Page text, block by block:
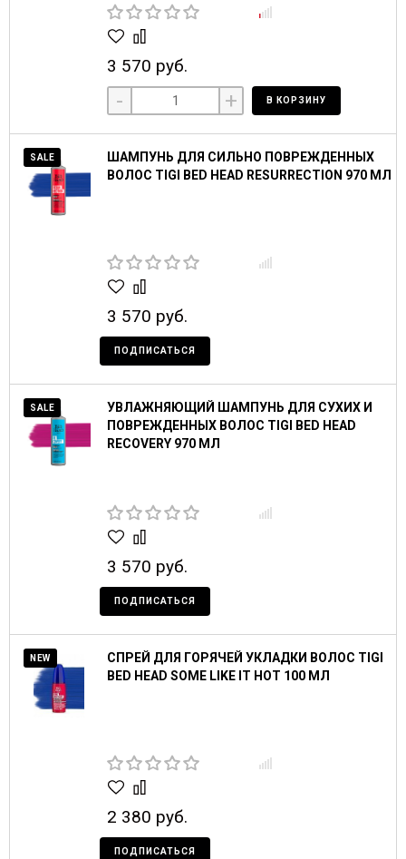
3 570 руб.
- + В КОРЗИНУ
SALE
ШАМПУНЬ ДЛЯ СИЛЬНО ПОВРЕЖДЕННЫХ
ВОЛОС TIGI BED HEAD RESURRECTION 970 МЛ
3 570 руб.
ПОДПИСАТЬСЯ
SALE
УВЛАЖНЯЮЩИЙ ШАМПУНЬ ДЛЯ СУХИХ И
ПОВРЕЖДЕННЫХ ВОЛОС TIGI BED HEAD
RECOVERY 970 МЛ
3 570 руб.
ПОДПИСАТЬСЯ
NEW
СПРЕЙ ДЛЯ ГОРЯЧЕЙ УКЛАДКИ ВОЛОС TIGI
BED HEAD SOME LIKE IT HOT 100 МЛ
2 380 руб.
ПОДПИСАТЬСЯ